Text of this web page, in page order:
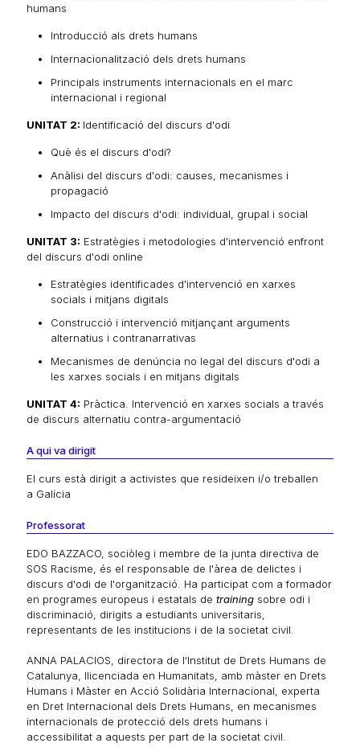
humans
Introducció als drets humans
Internacionalització dels drets humans
Principals instruments internacionals en el marc
internacional i regional
UNITAT 2: Identificació del discurs d'odi
Què és el discurs d'odi?
Anàlisi del discurs d'odi: causes, mecanismes i
propagació
Impacto del discurs d'odi: individual, grupal i social
UNITAT 3: Estratègies i metodologies d'intervenció enfront
del discurs d'odi online
Estratègies identificades d'intervenció en xarxes
socials i mitjans digitals
Construcció i intervenció mitjançant arguments
alternatius i contranarrativas
Mecanismes de denúncia no legal del discurs d'odi a
les xarxes socials i en mitjans digitals
UNITAT 4: Pràctica. Intervenció en xarxes socials a través
de discurs alternatiu contra-argumentació
A qui va dirigit
El curs està dirigit a activistes que resideixen i/o treballen
a Galícia
Professorat
EDO BAZZACO, sociòleg i membre de la junta directiva de
SOS Racisme, és el responsable de l'àrea de delictes i
discurs d'odi de l'organització. Ha participat com a formador
en programes europeus i estatals de training sobre odi i
discriminació, dirigits a estudiants universitaris,
representants de les institucions i de la societat civil.
ANNA PALACIOS, directora de l'Institut de Drets Humans de
Catalunya, llicenciada en Humanitats, amb màster en Drets
Humans i Màster en Acció Solidària Internacional, experta
en Dret Internacional dels Drets Humans, en mecanismes
internacionals de protecció dels drets humans i
accessibilitat a aquests per part de la societat civil.